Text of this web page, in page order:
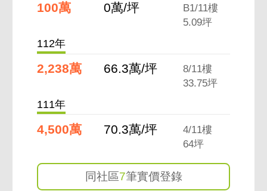
100萬 0萬/坪
B1/11樓
5.09坪
112年
2,238萬 66.3萬/坪
8/11樓
33.75坪
111年
4,500萬 70.3萬/坪
4/11樓
64坪
同社區7筆實價登錄